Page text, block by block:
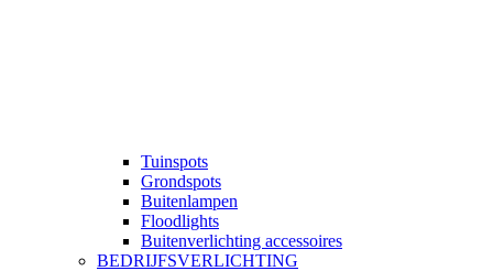
Tuinspots
Grondspots
Buitenlampen
Floodlights
Buitenverlichting accessoires
BEDRIJFSVERLICHTING